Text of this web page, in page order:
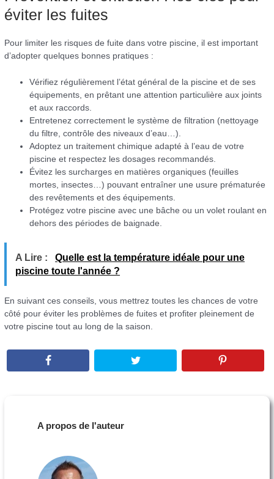
éviter les fuites
Pour limiter les risques de fuite dans votre piscine, il est important
d’adopter quelques bonnes pratiques :
Vérifiez régulièrement l’état général de la piscine et de ses
équipements, en prêtant une attention particulière aux joints
et aux raccords.
Entretenez correctement le système de filtration (nettoyage
du filtre, contrôle des niveaux d’eau…).
Adoptez un traitement chimique adapté à l’eau de votre
piscine et respectez les dosages recommandés.
Évitez les surcharges en matières organiques (feuilles
mortes, insectes…) pouvant entraîner une usure prématurée
des revêtements et des équipements.
Protégez votre piscine avec une bâche ou un volet roulant en
dehors des périodes de baignade.
A Lire :
Quelle est la température idéale pour une
piscine toute l'année ?
En suivant ces conseils, vous mettrez toutes les chances de votre
côté pour éviter les problèmes de fuites et profiter pleinement de
votre piscine tout au long de la saison.
A propos de l'auteur